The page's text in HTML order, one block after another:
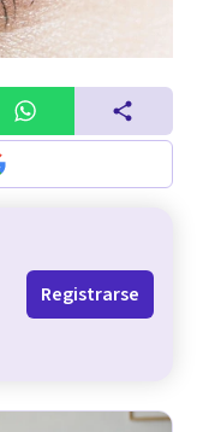
Registrarse